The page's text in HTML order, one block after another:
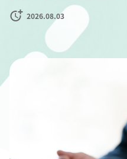
2026.08.03